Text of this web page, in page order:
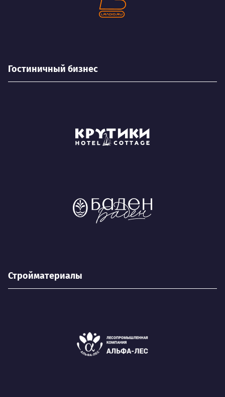
Гостиничный бизнес
Стройматериалы